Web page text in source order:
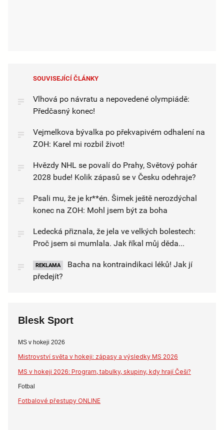
SOUVISEJÍCÍ ČLÁNKY
Vlhová po návratu a nepovedené olympiádě:
Předčasný konec!
Vejmelkova bývalka po překvapivém odhalení na
ZOH: Karel mi rozbil život!
Hvězdy NHL se povalí do Prahy, Světový pohár
2028 bude! Kolik zápasů se v Česku odehraje?
Psali mu, že je kr**én. Šimek ještě nerozdýchal
konec na ZOH: Mohl jsem být za boha
Ledecká přiznala, že jela ve velkých bolestech:
Proč jsem si mumlala. Jak říkal můj děda...
REKLAMA
Bacha na kontraindikaci léků! Jak jí
předejít?
Blesk Sport
MS v hokeji 2026
Mistrovství světa v hokeji: zápasy a výsledky MS 2026
MS v hokeji 2026: Program, tabulky, skupiny, kdy hrají Češi?
Fotbal
Fotbalové přestupy ONLINE